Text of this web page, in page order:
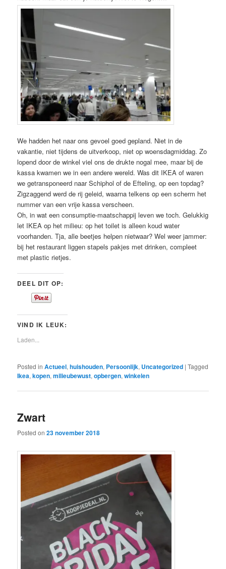
We hadden het naar ons gevoel goed gepland. Niet in de
vakantie, niet tijdens de uitverkoop, niet op woensdagmiddag. Zo
lopend door de winkel viel ons de drukte nogal mee, maar bij de
kassa kwamen we in een andere wereld. Was dit IKEA of waren
we getransponeerd naar Schiphol of de Efteling, op een topdag?
Zigzaggend werd de rij geleid, waarna telkens op een scherm het
nummer van een vrije kassa verscheen.
Oh, in wat een consumptie-maatschappij leven we toch. Gelukkig
let IKEA op het milieu: op het toilet is alleen koud water
voorhanden. Tja, alle beetjes helpen nietwaar? Wel weer jammer:
bij het restaurant liggen stapels pakjes met drinken, compleet
met plastic rietjes.
DEEL DIT OP:
VIND IK LEUK:
Laden...
Posted in Actueel,huishouden, Persoonlijk, Uncategorized |Tagged
Ikea,kopen,milieubewust,opbergen,winkelen
Zwart
Posted on23 november 2018